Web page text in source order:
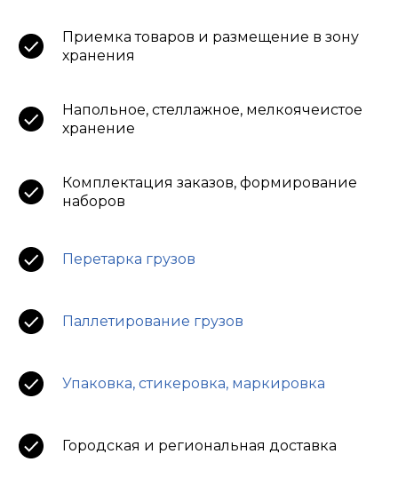
Приемка товаров и размещение в зону
хранения
Напольное, стеллажное, мелкоячеистое
хранение
Комплектация заказов, формирование
наборов
Перетарка грузов
Паллетирование грузов
Упаковка, стикеровка, маркировка
Городская и региональная доставка